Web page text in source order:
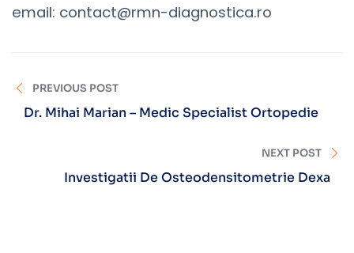
email: contact@rmn-diagnostica.ro
PREVIOUS POST
Dr. Mihai Marian – Medic Specialist Ortopedie
NEXT POST
Investigatii De Osteodensitometrie Dexa